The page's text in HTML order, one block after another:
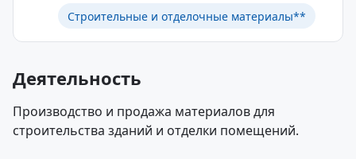
Строительные и отделочные материалы**
Деятельность
Производство и продажа материалов для
строительства зданий и отделки помещений.